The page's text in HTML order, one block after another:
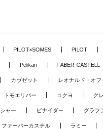
PILOT×SOMES PILOT
Pelikan FABER-CASTELL
カヴゼット レオナルド・オ
トモエリバー コクヨ ク
ャー ピナイダー グラフ
ファーバーカステル ラミー